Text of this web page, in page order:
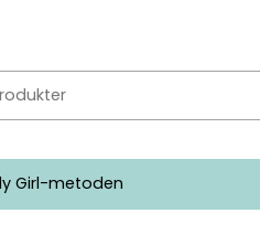
Girl-metoden